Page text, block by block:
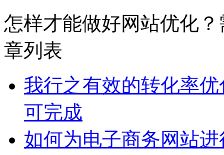
怎样才能做好网站优化
章列表
我行之有效的转化率
可完成
如何为电子商务网站